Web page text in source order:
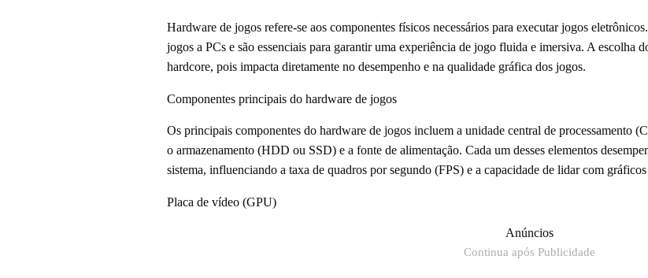
Hardware de jogos refere-se aos componentes físicos necessários para executar jogos
jogos a PCs e são essenciais para garantir uma experiência de jogo fluida e imersiva. A escolha
hardcore, pois impacta diretamente no desempenho e na qualidade gráfica dos jogos.
Componentes principais do hardware de jogos
Os principais componentes do hardware de jogos incluem a unidade central de processamento
o armazenamento (HDD ou SSD) e a fonte de alimentação. Cada um desses elementos
sistema, influenciando a taxa de quadros por segundo (FPS) e a capacidade de lidar com
Placa de vídeo (GPU)
Anúncios
Continua após Publicidade